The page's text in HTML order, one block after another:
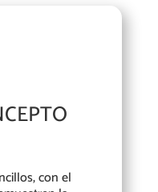
con el